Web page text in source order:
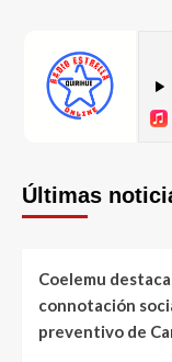
Últimas
Coelemu
connotación
preventivo de